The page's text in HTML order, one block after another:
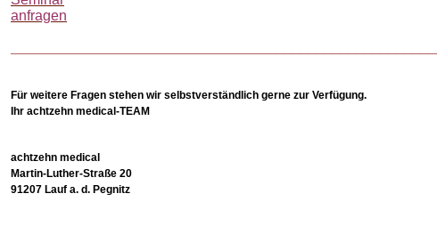
anfragen
Für weitere Fragen stehen wir selbstverständlich gerne zur Verfügung.
Ihr achtzehn medical-TEAM
achtzehn medical
Martin-Luther-Straße 20
91207 Lauf a. d. Pegnitz